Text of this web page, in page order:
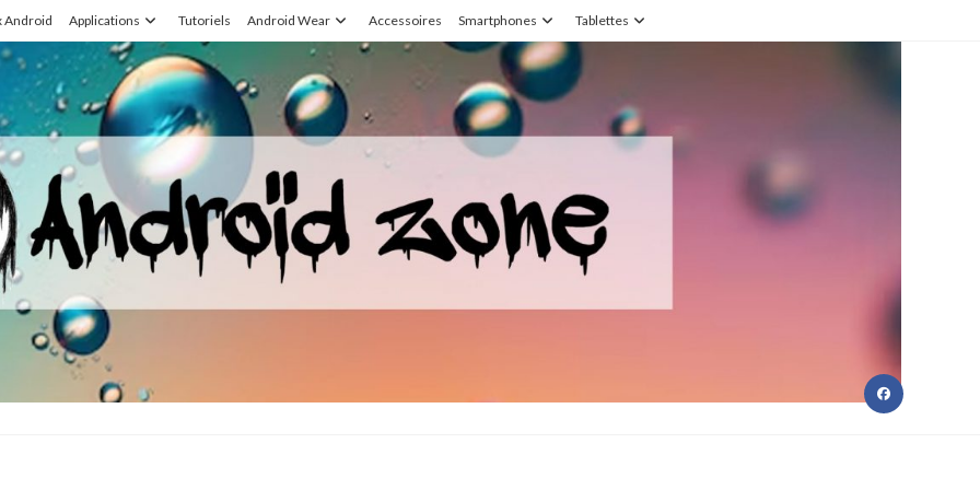
Android Applications Tutoriels Android Wear Accessoires Smartphones Tablettes